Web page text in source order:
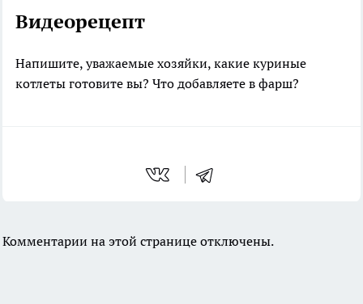
Видеорецепт
Напишите, уважаемые хозяйки, какие куриные
котлеты готовите вы? Что добавляете в фарш?
Комментарии на этой странице отключены.